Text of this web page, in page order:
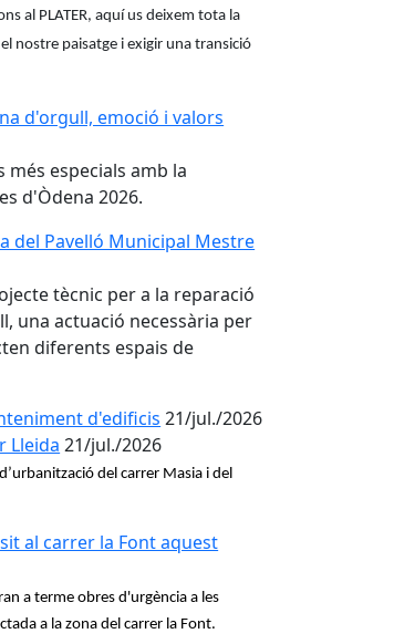
al PLATER, aquí us deixem tota la
nostre paisatge i exigir una transició
d'orgull, emoció i valors
més especials amb la
d'Òdena 2026.
del Pavelló Municipal Mestre
tècnic per a la reparació
una actuació necessària per
diferents espais de
d'edificis 21/jul./2026
Lleida 21/jul./2026
del carrer Masia i del
al carrer la Font aquest
a terme obres d'urgència a les
a la zona del carrer la Font.